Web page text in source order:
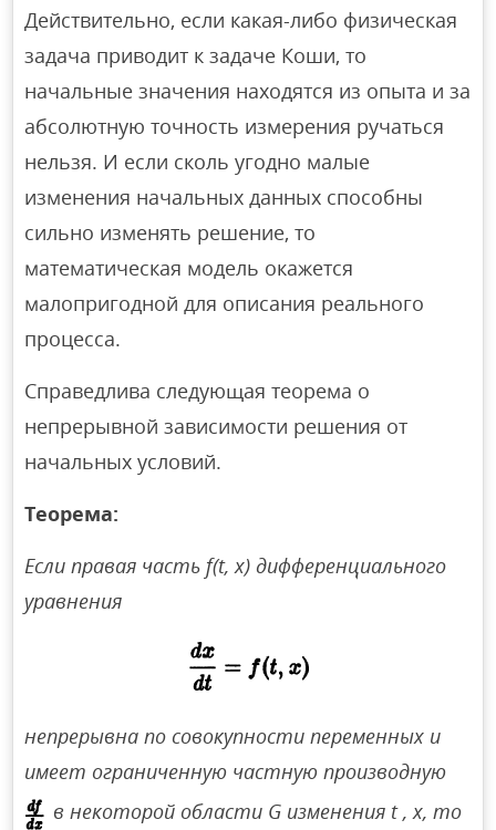
Действительно, если какая-либо физическая
задача приводит к задаче Коши, то
начальные значения находятся из опыта и за
абсолютную точность измерения ручаться
нельзя. И если сколь угодно малые
изменения начальных данных способны
сильно изменять решение, то
математическая модель окажется
малопригодной для описания реального
процесса.
Справедлива следующая теорема о
непрерывной зависимости решения от
начальных условий.
Теорема:
Если правая часть f(t, х) дифференциального
уравнения
непрерывна по совокупности переменных и
имеет ограниченную частную производную
в некоторой области G изменения t , х, то